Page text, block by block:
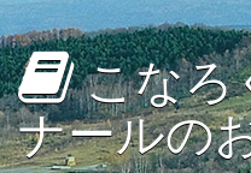
こなろ
ナールの